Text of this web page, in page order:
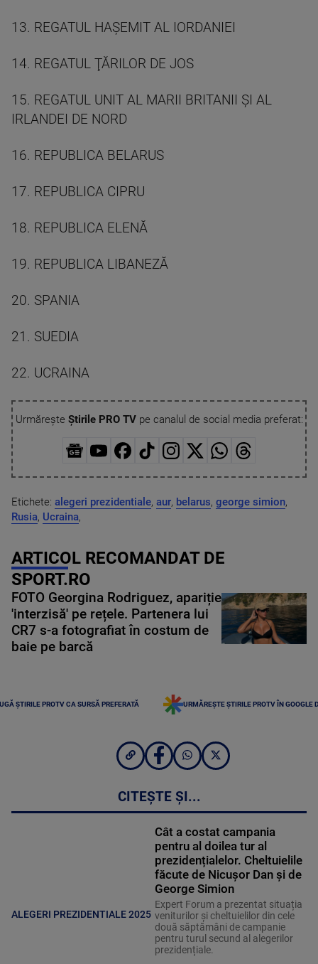
13. REGATUL HAŞEMIT AL IORDANIEI
14. REGATUL ŢĂRILOR DE JOS
15. REGATUL UNIT AL MARII BRITANII ŞI AL
IRLANDEI DE NORD
16. REPUBLICA BELARUS
17. REPUBLICA CIPRU
18. REPUBLICA ELENĂ
19. REPUBLICA LIBANEZĂ
20. SPANIA
21. SUEDIA
22. UCRAINA
Urmărește Știrile PRO TVpe canalul de social media preferat:
Etichete: alegeri prezidentiale, aur, belarus, george simion,
Rusia, Ucraina,
ARTICOL RECOMANDAT DE
SPORT.RO
FOTO Georgina Rodriguez, apariție
'interzisă' pe rețele. Partenera lui
CR7 s-a fotografiat în costum de
baie pe barcă
ȘTIRILE PROTV CA SURSĂ PREFERATĂ URMĂREȘTE ȘTIRILE PROTV ÎN GOOGLE
CITEȘTE ȘI...
ALEGERI PREZIDENTIALE 2025
Cât a costat campania
pentru al doilea tur al
prezidențialelor. Cheltuielile
făcute de Nicușor Dan și de
George Simion
Expert Forum a prezentat situația
veniturilor și cheltuielilor din cele
două săptămâni de campanie
pentru turul secund al alegerilor
prezidențiale.